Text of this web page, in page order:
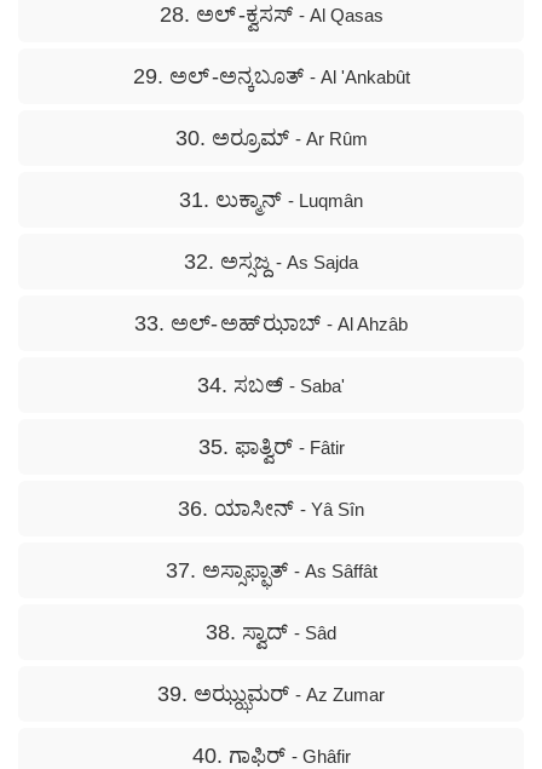
28. ಅಲ್ -ಕ್ವಸಸ್ - Al Qasas
29. ಅಲ್ -ಅನ್ಕಬೂತ್ - Al 'Ankabût
30. ಅರ್‍ರೂಮ್ - Ar Rûm
31. ಲುಕ್ಮಾನ್ - Luqmân
32. ಅಸ್ಸಜ್ದ - As Sajda
33. ಅಲ್- ಅಹ್ ಝಾಬ್ - Al Ahzâb
34. ಸಬಅ್ - Saba'
35. ಫಾತ್ವಿರ್ - Fâtir
36. ಯಾಸೀನ್ - Yâ Sîn
37. ಅಸ್ಸಾಫ್ಫಾತ್ - As Sâffât
38. ಸ್ವಾದ್ - Sâd
39. ಅಝ್ಝುಮರ್ - Az Zumar
40. ಗಾಫಿರ್ - Ghâfir